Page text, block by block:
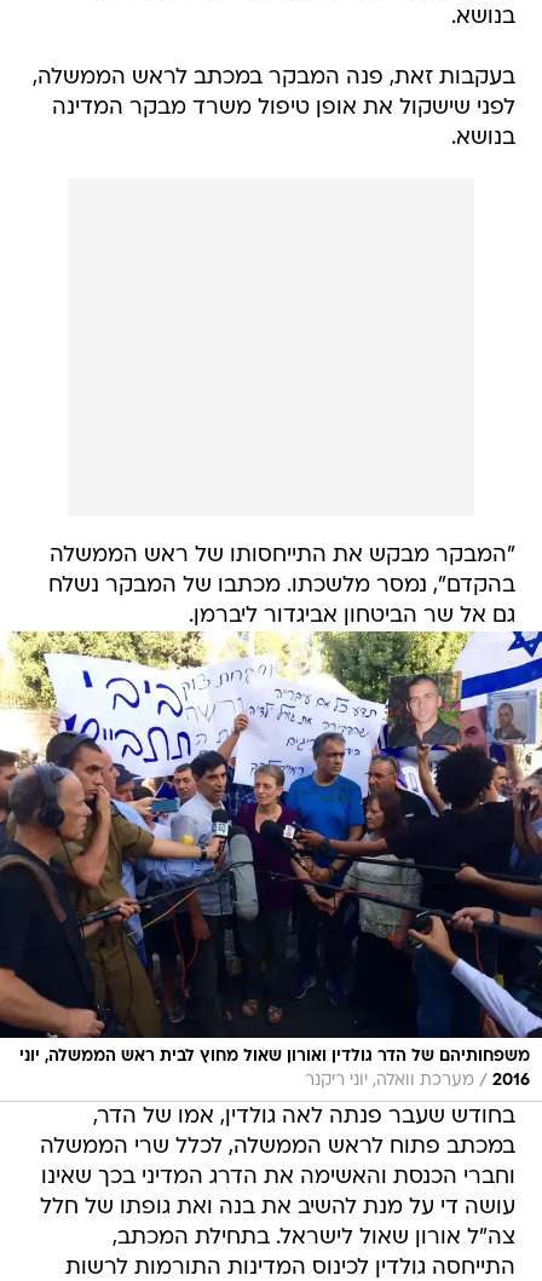
בנושא.
בעקבות זאת, פנה המבקר במכתב לראש הממשלה,
לפני שישקול את אופן טיפול משרד מבקר המדינה
בנושא.
"המבקר מבקש את התייחסותו של ראש הממשלה
בהקדם", נמסר מלשכתו. מכתבו של המבקר נשלח
גם אל שר הביטחון אביגדור ליברמן.
משפחותיהם של הדר גולדין ואורון שאול מחוץ לבית ראש הממשלה, יוני
2016
/ מערכת וואלה, יוני ריקנר
בחודש שעבר פנתה לאה גולדין, אמו של הדר,
במכתב פתוח לראש הממשלה, לכלל שרי הממשלה
וחברי הכנסת והאשימה את הדרג המדיני בכך שאינו
עושה די על מנת להשיב את בנה ואת גופתו של חלל
צה"ל אורון שאול לישראל. בתחילת המכתב,
התייחסה גולדין לכינוס המדינות התורמות לרשות